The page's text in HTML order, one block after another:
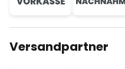
Versandpartner